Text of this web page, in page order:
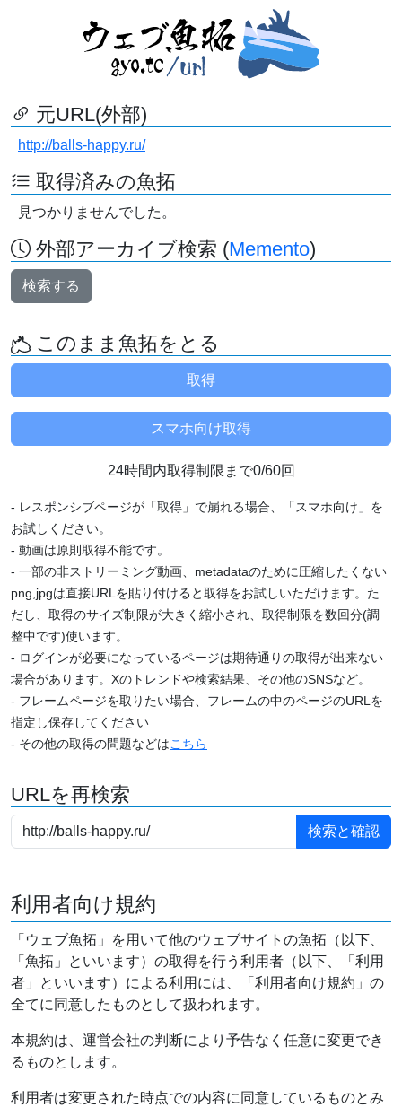
元URL(外部)
http://balls-happy.ru/
取得済みの魚拓
見つかりませんでした。
外部アーカイブ検索 (Memento)
検索する
このまま魚拓をとる
24時間内取得制限まで0/60回
- レスポンシブページが「取得」で崩れる場合、「スマホ向け」を
お試しください。
- 動画は原則取得不能です。
- 一部の非ストリーミング動画、metadataのために圧縮したくない
png,jpgは直接URLを貼り付けると取得をお試しいただけます。た
だし、取得のサイズ制限が大きく縮小され、取得制限を数回分(調
整中です)使います。
- ログインが必要になっているページは期待通りの取得が出来ない
場合があります。Xのトレンドや検索結果、その他のSNSなど。
- フレームページを取りたい場合、フレームの中のページのURLを
指定し保存してください
- その他の取得の問題などはこちら
URLを再検索
利用者向け規約
「ウェブ魚拓」を用いて他のウェブサイトの魚拓（以下、
「魚拓」といいます）の取得を行う利用者（以下、「利用
者」といいます）による利用には、「利用者向け規約」の
全てに同意したものとして扱われます。
本規約は、運営会社の判断により予告なく任意に変更でき
るものとします。
利用者は変更された時点での内容に同意しているものとみ